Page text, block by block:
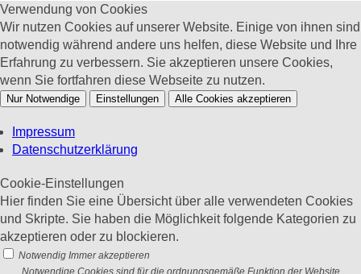
Verwendung von Cookies
Wir nutzen Cookies auf unserer Website. Einige von ihnen sind
notwendig während andere uns helfen, diese Website und Ihre
Erfahrung zu verbessern. Sie akzeptieren unsere Cookies,
wenn Sie fortfahren diese Webseite zu nutzen.
Nur Notwendige Einstellungen Alle Cookies akzeptieren
Impressum
Datenschutzerklärung
Cookie-Einstellungen
Hier finden Sie eine Übersicht über alle verwendeten Cookies
und Skripte. Sie haben die Möglichkeit folgende Kategorien zu
akzeptieren oder zu blockieren.
Notwendig Immer akzeptieren
Notwendige Cookies sind für die ordnungsgemäße Funktion der Website